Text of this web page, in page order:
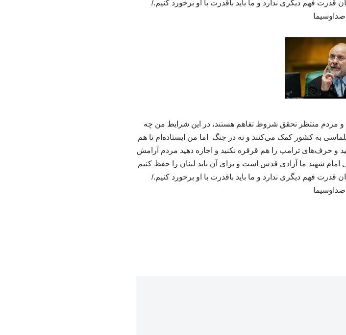
فهم دیگری ندارد و ما باید باقدرت با او برخورد کنیم./
صداوسیما
و مردم منتظر تحقق شروط تفاهم هستند، در این شرایط من چه
به کشور کمک می‌کنند و نه در جنگ اما من ایستاده‌ام تا هم
و حرف‌های ترامپ را هم قرقره نکنید و اجازه دهید مردم آرامش
امام شهید ما آزادی قدس است و برای آن باید لبنان را حفظ کنیم
فهم دیگری ندارد و ما باید باقدرت با او برخورد کنیم./
صداوسیما